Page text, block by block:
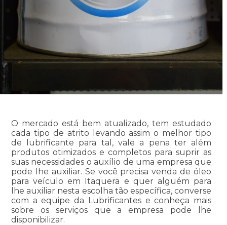
O mercado está bem atualizado, tem estudado
cada tipo de atrito levando assim o melhor tipo
de lubrificante para tal, vale a pena ter além
produtos otimizados e completos para suprir as
suas necessidades o auxílio de uma empresa que
pode lhe auxiliar. Se você precisa venda de óleo
para veículo em Itaquera e quer alguém para
lhe auxiliar nesta escolha tão específica, converse
com a equipe da Lubrificantes e conheça mais
sobre os serviços que a empresa pode lhe
disponibilizar.